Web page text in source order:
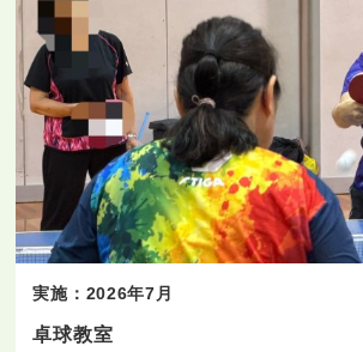
実施：2026年7月
卓球教室